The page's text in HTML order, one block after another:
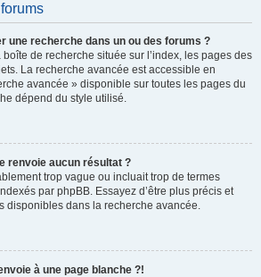
une recherche dans un ou des forums ?
de recherche située sur l’index, les pages des
La recherche avancée est accessible en
avancée » disponible sur toutes les pages du
dépend du style utilisé.
renvoie aucun résultat ?
trop vague ou incluait trop de termes
par phpBB. Essayez d’être plus précis et
disponibles dans la recherche avancée.
à une page blanche ?!